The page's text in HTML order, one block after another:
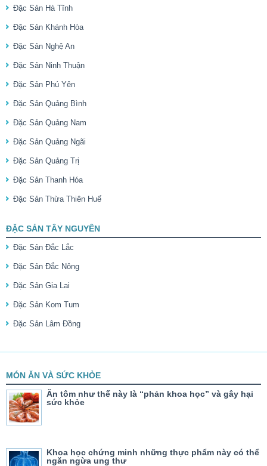
Đặc Sản Hà Tĩnh
Đặc Sản Khánh Hòa
Đặc Sản Nghệ An
Đặc Sản Ninh Thuận
Đặc Sản Phú Yên
Đặc Sản Quảng Bình
Đặc Sản Quảng Nam
Đặc Sản Quảng Ngãi
Đặc Sản Quảng Trị
Đặc Sản Thanh Hóa
Đặc Sản Thừa Thiên Huế
ĐẶC SẢN TÂY NGUYÊN
Đặc Sản Đắc Lắc
Đặc Sản Đắc Nông
Đặc Sản Gia Lai
Đặc Sản Kom Tum
Đặc Sản Lâm Đồng
MÓN ĂN VÀ SỨC KHỎE
Ăn tôm như thế này là “phản khoa học” và gây hại
sức khỏe
Khoa học chứng minh những thực phẩm này có thể
ngăn ngừa ung thư